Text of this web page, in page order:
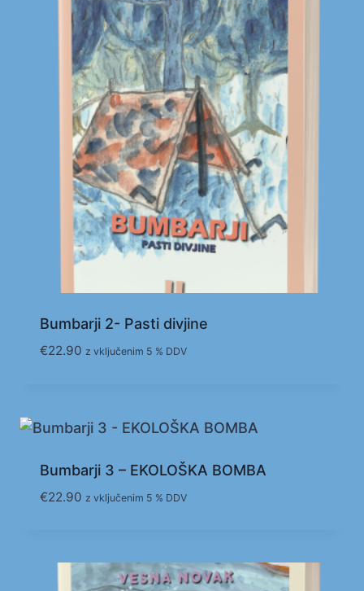
Bumbarji 2- Pasti divjine
€22.90 z vključenim 5 % DDV
Bumbarji 3 – EKOLOŠKA BOMBA
€22.90 z vključenim 5 % DDV